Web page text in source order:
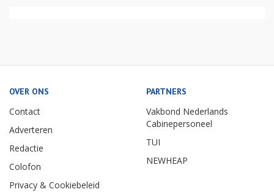
OVER ONS
Contact
Adverteren
Redactie
Colofon
Privacy & Cookiebeleid
PARTNERS
Vakbond Nederlands
Cabinepersoneel
TUI
NEWHEAP